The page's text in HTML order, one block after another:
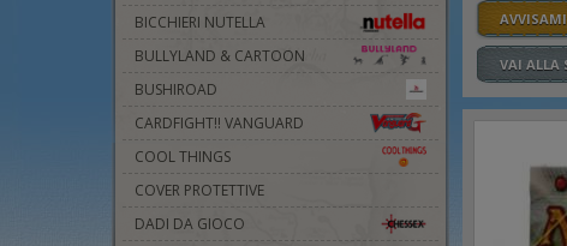
BICCHIERI NUTELLA
BULLYLAND & CARTOON
BUSHIROAD
CARDFIGHT!! VANGUARD
COOL THINGS
COVER PROTETTIVE
DADI DA GIOCO
VAI ALLA